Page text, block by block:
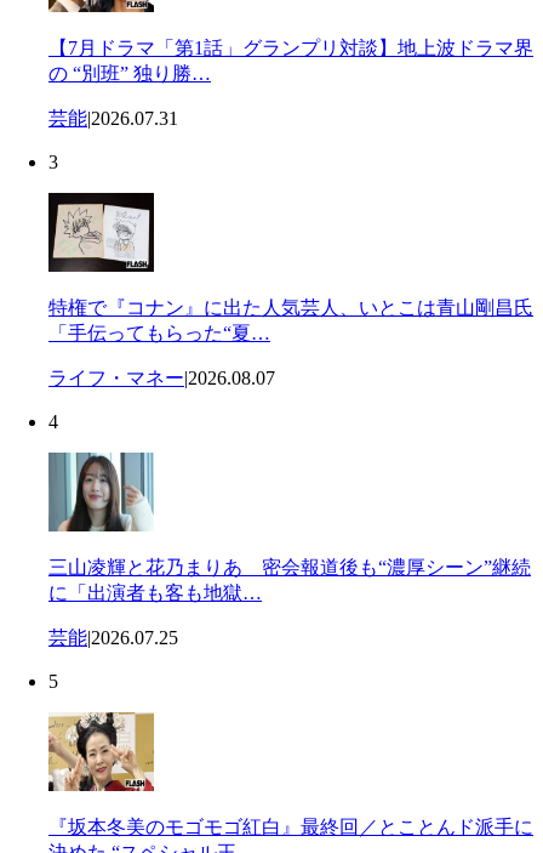
【7月ドラマ「第1話」グランプリ対談】地上波ドラマ界
の “別班” 独り勝…
芸能|2026.07.31
3
特権で『コナン』に出た人気芸人、いとこは青山剛昌氏
「手伝ってもらった“夏…
ライフ・マネー|2026.08.07
4
三山凌輝と花乃まりあ 密会報道後も“濃厚シーン”継続
に「出演者も客も地獄…
芸能|2026.07.25
5
『坂本冬美のモゴモゴ紅白』最終回／とことんド派手に